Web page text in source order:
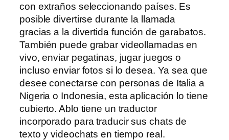
con extraños seleccionando países. Es
posible divertirse durante la llamada
gracias a la divertida función de garabatos.
También puede grabar videollamadas en
vivo, enviar pegatinas, jugar juegos o
incluso enviar fotos si lo desea. Ya sea que
desee conectarse con personas de Italia a
Nigeria o Indonesia, esta aplicación lo tiene
cubierto. Ablo tiene un traductor
incorporado para traducir sus chats de
texto y videochats en tiempo real.